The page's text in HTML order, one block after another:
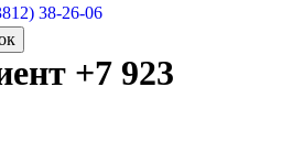
38-26-06
+7 923